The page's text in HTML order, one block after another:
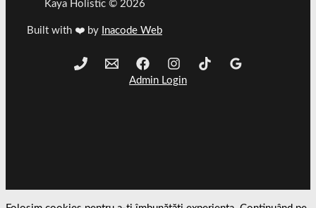
Kaya Holistic © 2026
Built with ❤️ by Inacode Web
Admin Login